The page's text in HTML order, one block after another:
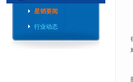
星韬要闻
行业动态